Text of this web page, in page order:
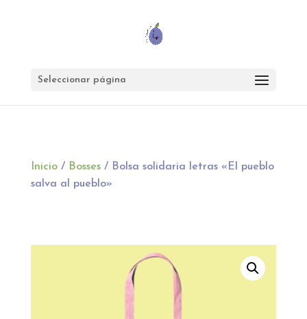
Seleccionar página
Inicio/ Bosses/ Bolsa solidaria letras «El pueblo
salva al pueblo»